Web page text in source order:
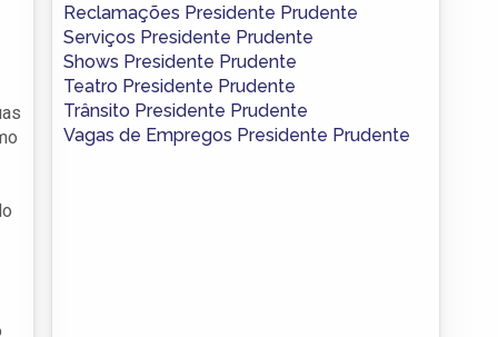
Reclamações Presidente Prudente
Serviços Presidente Prudente
Shows Presidente Prudente
Teatro Presidente Prudente
Trânsito Presidente Prudente
Vagas de Empregos Presidente Prudente